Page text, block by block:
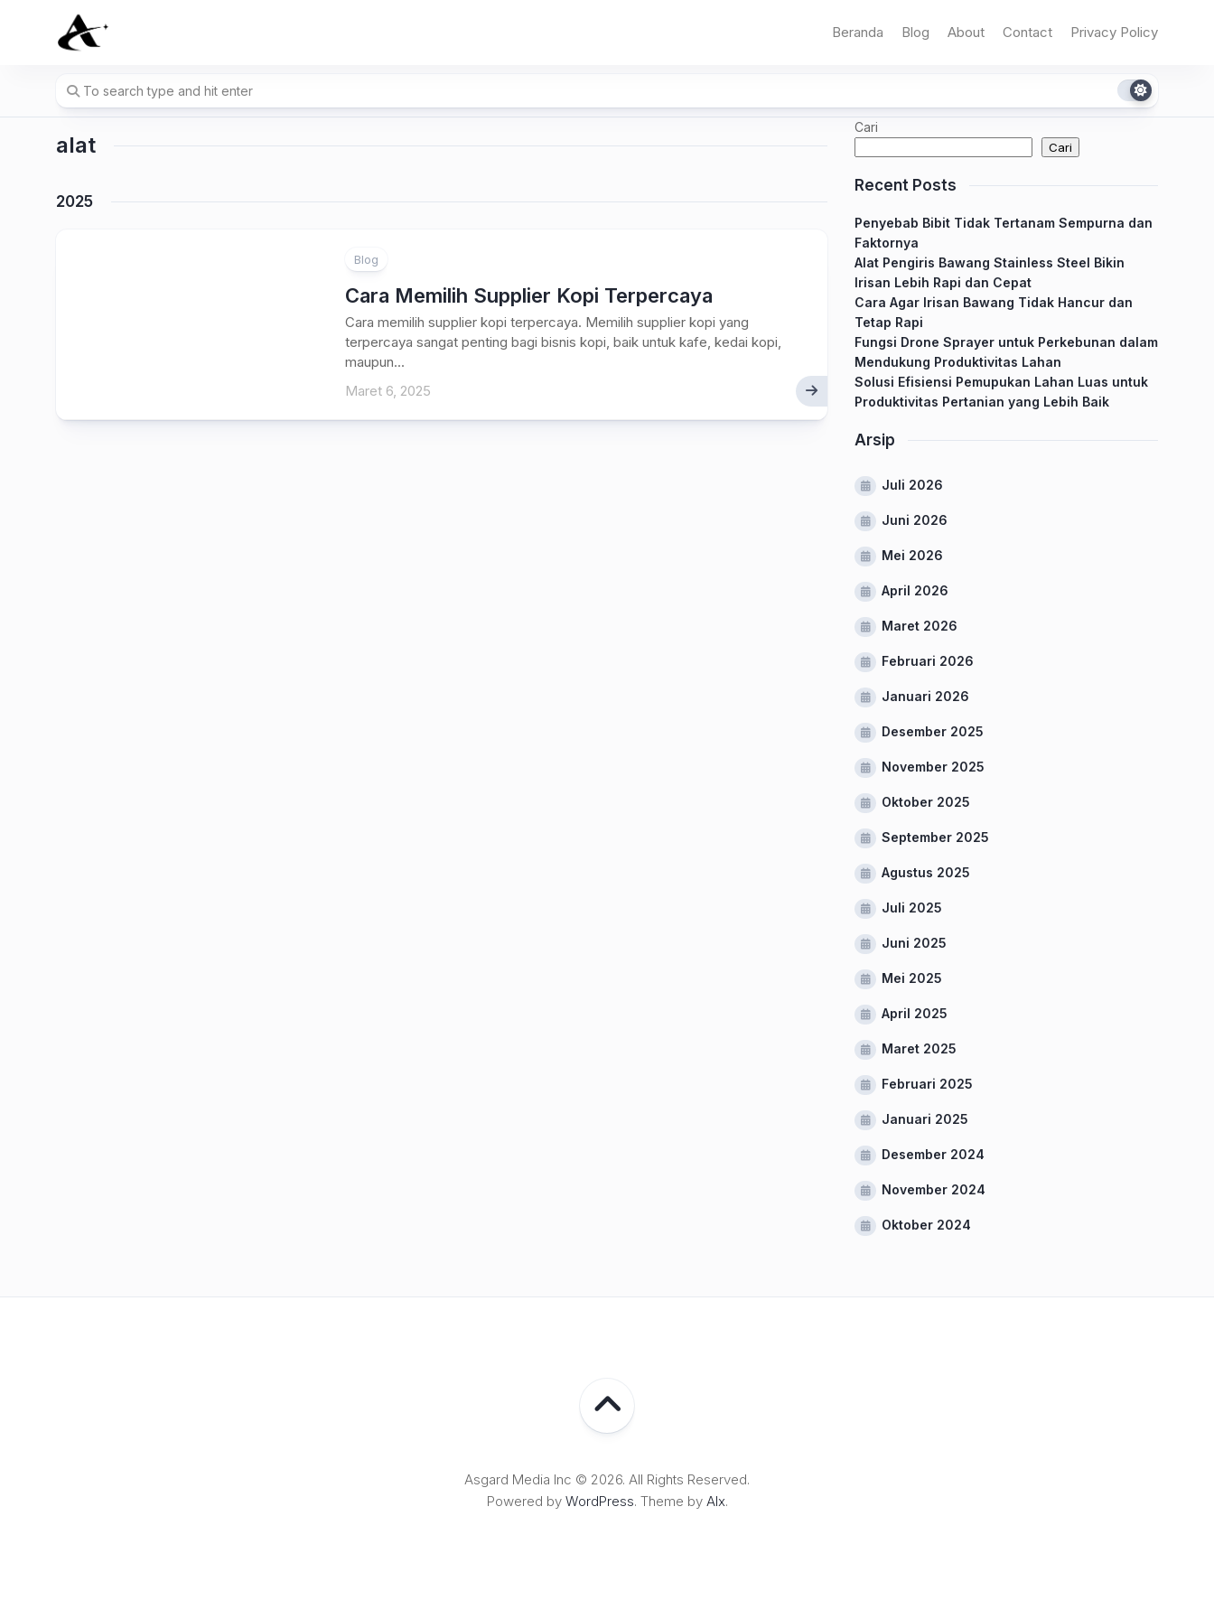
Beranda Blog About Contact Privacy Policy
alat
2025
Blog
Cara Memilih Supplier Kopi Terpercaya
Cara memilih supplier kopi terpercaya. Memilih supplier kopi yang
terpercaya sangat penting bagi bisnis kopi, baik untuk kafe, kedai kopi,
maupun...
Maret 6, 2025
Cari
Cari
Recent Posts
Penyebab Bibit Tidak Tertanam Sempurna dan
Faktornya
Alat Pengiris Bawang Stainless Steel Bikin
Irisan Lebih Rapi dan Cepat
Cara Agar Irisan Bawang Tidak Hancur dan
Tetap Rapi
Fungsi Drone Sprayer untuk Perkebunan dalam
Mendukung Produktivitas Lahan
Solusi Efisiensi Pemupukan Lahan Luas untuk
Produktivitas Pertanian yang Lebih Baik
Arsip
Juli 2026
Juni 2026
Mei 2026
April 2026
Maret 2026
Februari 2026
Januari 2026
Desember 2025
November 2025
Oktober 2025
September 2025
Agustus 2025
Juli 2025
Juni 2025
Mei 2025
April 2025
Maret 2025
Februari 2025
Januari 2025
Desember 2024
November 2024
Oktober 2024
Asgard Media Inc © 2026. All Rights Reserved.
Powered by WordPress. Theme by Alx.